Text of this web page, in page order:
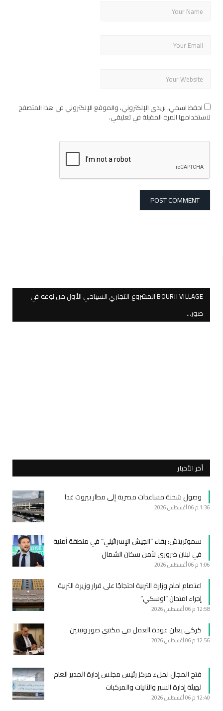
احفظ اسمي، بريدي الإلكتروني، والموقع الإلكتروني في هذا المتصفح
لاستخدامها المرة المقبلة في تعليقي.
BOURJI VILLAGE المشروع التجاري السياحي الأول من نوعه في
صور…
أخر الأخبار
وصول شحنة مساعدات مصرية إلى مطار بيروت غدا
1:36 م 06 أغسطس 2026
سموتريتش: بقاء “الجيش الإسرائيلي” في منطقة أمنية
في لبنان ضروري لأمن سكان الشمال
1:06 م 06 أغسطس 2026
اعتصام امام وزارة التربية احتجاجًا على قرار وزيرة التربية
إجراء امتحان “اوسكي”
12:58 م 06 أغسطس 2026
كركي يعلن عودة العمل في مكتبي صور وتبنين
12:56 م 06 أغسطس 2026
فتح المجال لملء مركز رئيس مجلس إدارة المدير العام
لهيئة إدارة السير والآليات والمركبات
12:40 م 06 أغسطس 2026